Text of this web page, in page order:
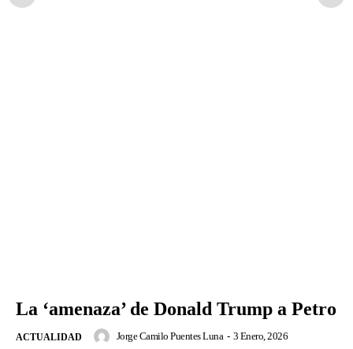
La ‘amenaza’ de Donald Trump a Petro
ACTUALIDAD Jorge Camilo Puentes Luna - 3 Enero, 2026